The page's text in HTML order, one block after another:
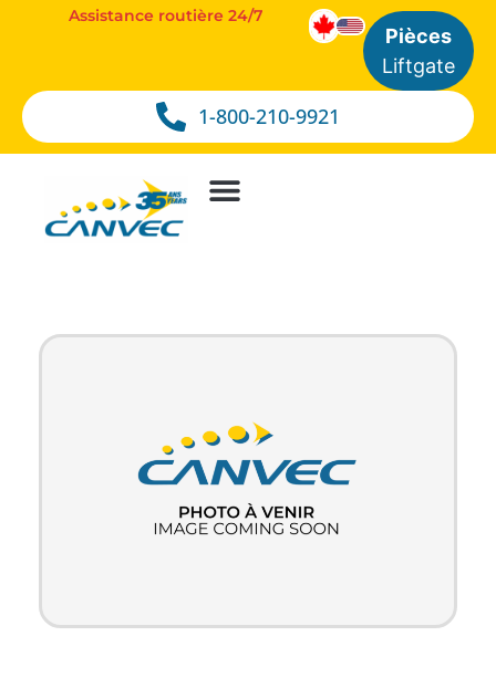
1-800-210-9921
Assistance routière 24/7
Pièces
Liftgate